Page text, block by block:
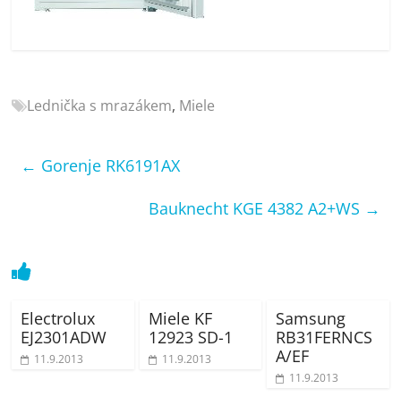
pračky,
telefony,
Lednička s mrazákem, Miele
← Gorenje RK6191AX
Bauknecht KGE 4382 A2+WS →
Electrolux
EJ2301ADW
11.9.2013
Miele KF
12923 SD-1
11.9.2013
Samsung
RB31FERNCS
A/EF
11.9.2013